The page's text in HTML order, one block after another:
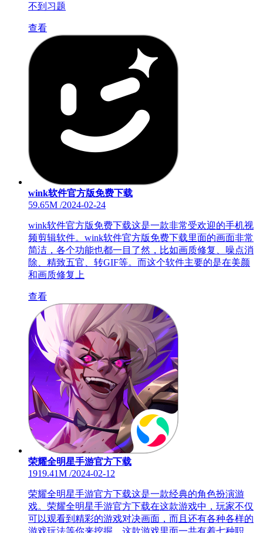
不到习题
查看
wink软件官方版免费下载
59.65M /2024-02-24
wink软件官方版免费下载这是一款非常受欢迎的手机视
频剪辑软件。wink软件官方版免费下载里面的画面非常
简洁，各个功能也都一目了然，比如画质修复、噪点消
除、精致五官、转GIF等。而这个软件主要的是在美颜
和画质修复上
查看
荣耀全明星手游官方下载
1919.41M /2024-02-12
荣耀全明星手游官方下载这是一款经典的角色扮演游
戏。荣耀全明星手游官方下载在这款游戏中，玩家不仅
可以观看到精彩的游戏对决画面，而且还有各种各样的
游戏玩法等你来挖掘。这款游戏里面一共有着七种职